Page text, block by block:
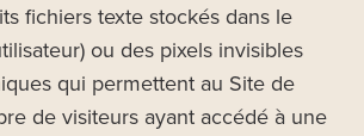
fichiers texte stockés dans le
ou des pixels invisibles
qui permettent au Site de
de visiteurs ayant accédé à une